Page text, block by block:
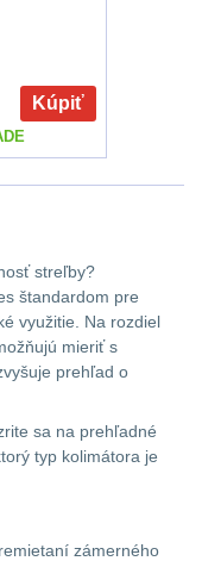
Kúpiť
streľby?
štandardom pre
využitie. Na rozdiel
mieriť s
prehľad o
sa na prehľadné
typ kolimátora je
zámerného